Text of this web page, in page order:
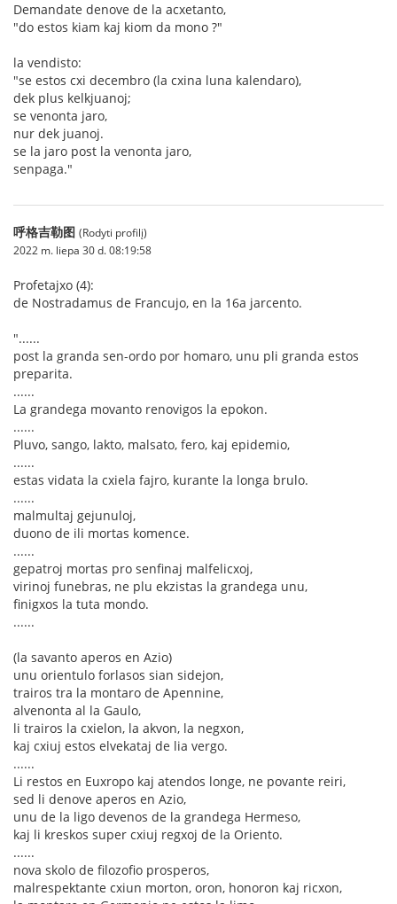
Demandate denove de la acxetanto,
"do estos kiam kaj kiom da mono ?"
la vendisto:
"se estos cxi decembro (la cxina luna kalendaro),
dek plus kelkjuanoj;
se venonta jaro,
nur dek juanoj.
se la jaro post la venonta jaro,
senpaga."
呼格吉勒图 (Rodyti profilį)
2022 m. liepa 30 d. 08:19:58
Profetajxo (4):
de Nostradamus de Francujo, en la 16a jarcento.
"......
post la granda sen-ordo por homaro, unu pli granda estos
preparita.
......
La grandega movanto renovigos la epokon.
......
Pluvo, sango, lakto, malsato, fero, kaj epidemio,
......
estas vidata la cxiela fajro, kurante la longa brulo.
......
malmultaj gejunuloj,
duono de ili mortas komence.
......
gepatroj mortas pro senfinaj malfelicxoj,
virinoj funebras, ne plu ekzistas la grandega unu,
finigxos la tuta mondo.
......
(la savanto aperos en Azio)
unu orientulo forlasos sian sidejon,
trairos tra la montaro de Apennine,
alvenonta al la Gaulo,
li trairos la cxielon, la akvon, la negxon,
kaj cxiuj estos elvekataj de lia vergo.
......
Li restos en Euxropo kaj atendos longe, ne povante reiri,
sed li denove aperos en Azio,
unu de la ligo devenos de la grandega Hermeso,
kaj li kreskos super cxiuj regxoj de la Oriento.
......
nova skolo de filozofio prosperos,
malrespektante cxiun morton, oron, honoron kaj ricxon,